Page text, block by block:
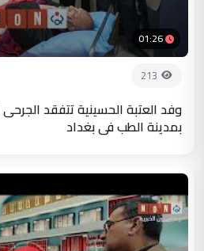
01:26
213
وفد العتبة الحسينية تتفقد
بمدينة الطب في بغداد